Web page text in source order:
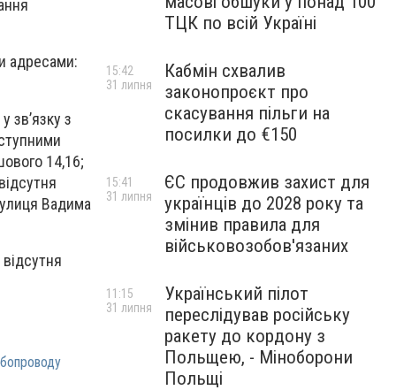
адресами:
зв’язку з
14,16;
Вадима
ТЦК по всій Україні
Кабмін схвалив
законопроєкт про
скасування пільги на
посилки до €150
15:42
31 липня
ЄС продовжив захист для
українців до 2028 року та
змінив правила для
військовозобов'язаних
15:41
31 липня
Український пілот
переслідував російську
ракету до кордону з
Польщею, - Міноборони
Польщі
11:15
31 липня